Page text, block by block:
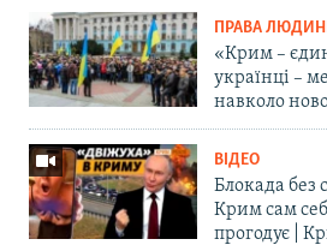
ПРАВА
«Крим –
українці –
навколо
ВІДЕО
Блокада без
Крим сам
прогодує |